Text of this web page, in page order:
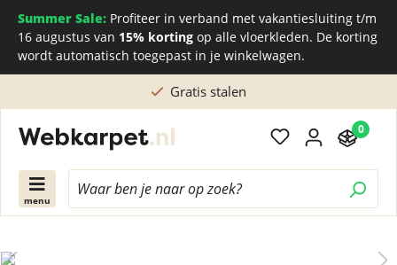
Summer Sale: Profiteer in verband met vakantiesluiting t/m
16 augustus van 15% korting op alle vloerkleden. De korting
wordt automatisch toegepast in je winkelwagen.
Gratis stalen
menu
0